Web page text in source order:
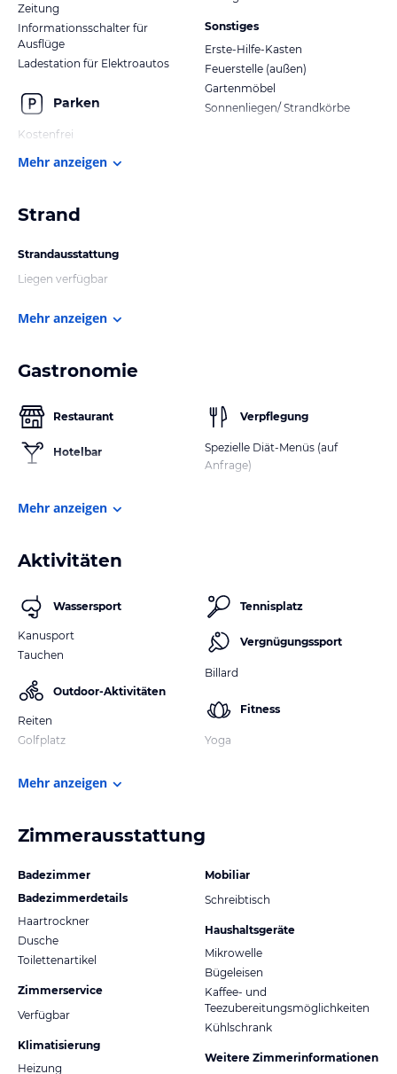
Zeitung
Informationsschalter für
Ausflüge
Ladestation für Elektroautos
Parken
Kostenfrei
Sonstiges
Erste-Hilfe-Kasten
Feuerstelle (außen)
Gartenmöbel
Sonnenliegen/ Strandkörbe
Mehr anzeigen
Strand
Strandausstattung
Liegen verfügbar
Mehr anzeigen
Gastronomie
Restaurant
Hotelbar
Verpflegung
Spezielle Diät-Menüs (auf
Anfrage)
Mehr anzeigen
Aktivitäten
Wassersport
Kanusport
Tauchen
Outdoor-Aktivitäten
Reiten
Golfplatz
Tennisplatz
Vergnügungssport
Billard
Fitness
Yoga
Mehr anzeigen
Zimmerausstattung
Badezimmer
Badezimmerdetails
Haartrockner
Dusche
Toilettenartikel
Zimmerservice
Verfügbar
Klimatisierung
Heizung
Mobiliar
Schreibtisch
Haushaltsgeräte
Mikrowelle
Bügeleisen
Kaffee- und
Teezubereitungsmöglichkeiten
Kühlschrank
Weitere Zimmerinformationen